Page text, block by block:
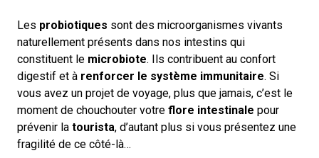
Les probiotiques sont des microorganismes vivants
naturellement présents dans nos intestins qui
constituent le microbiote. Ils contribuent au confort
digestif et à renforcer le système immunitaire. Si
vous avez un projet de voyage, plus que jamais, c’est le
moment de chouchouter votre flore intestinale pour
prévenir la tourista, d’autant plus si vous présentez une
fragilité de ce côté-là…